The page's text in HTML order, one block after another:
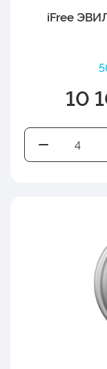
iFree
10